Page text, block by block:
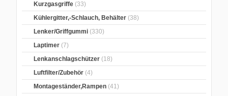
Kurzgasgriffe (33)
Kühlergitter,-Schlauch, Behälter (38)
Lenker/Griffgummi (330)
Laptimer (7)
Lenkanschlagschützer (18)
Luftfilter/Zubehör (4)
Montageständer,Rampen (41)